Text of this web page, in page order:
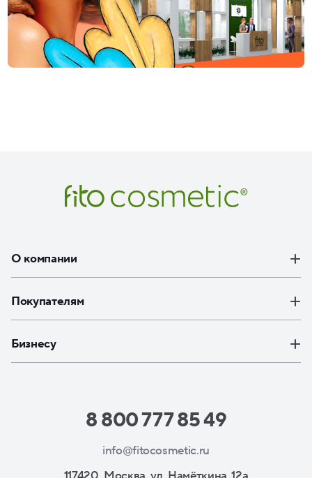
О компании
Покупателям
Бизнесу
8 800 777 85 49
info@fitocosmetic.ru